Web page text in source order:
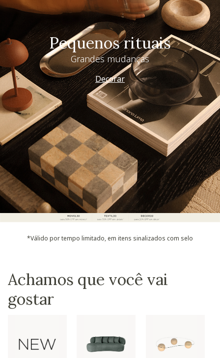
Pequenos rituais
Grandes mudanças
Decorar
*Válido por tempo limitado, em itens sinalizados com selo
Achamos que você vai
gostar